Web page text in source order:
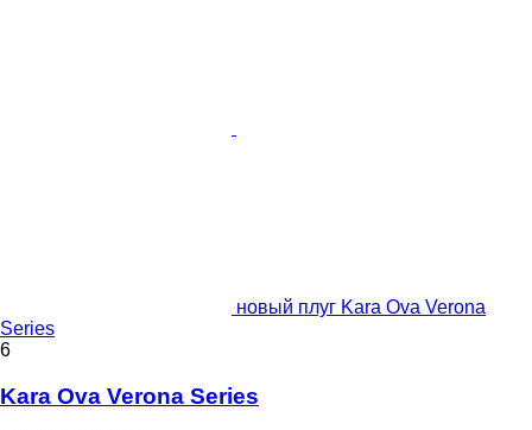
новый плуг Kara Ova Verona
Series
6
Kara Ova Verona Series